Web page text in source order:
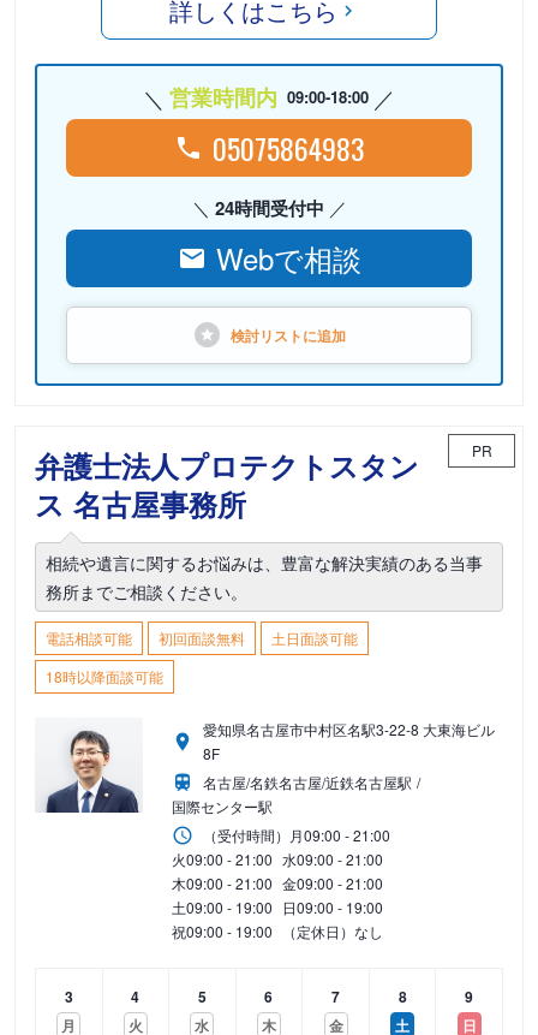
詳しくはこちら
営業時間内 09:00-18:00
05075864983
24時間受付中
Webで相談
検討リストに追加
弁護士法人プロテクトスタン
ス 名古屋事務所
PR
相続や遺言に関するお悩みは、豊富な解決実績のある当事
務所までご相談ください。
電話相談可能 初回面談無料
土日面談可能
18時以降面談可能
愛知県名古屋市中村区名駅3-22-8 大東海ビル
8F
名古屋/名鉄名古屋/近鉄名古屋駅
国際センター駅
（受付時間） 月09:00 - 21:00
火09:00 - 21:00 水09:00 - 21:00
木09:00 - 21:00 金09:00 - 21:00
土09:00 - 19:00 日09:00 - 19:00
祝09:00 - 19:00 （定休日）なし
3
月
4
火
5
水
6
木
7
金
8
土
9
日